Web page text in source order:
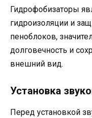
Гидрофобизаторы
гидроизоляции и
пеноблоков,
долговечность и
внешний вид.
Установка
Перед установкой